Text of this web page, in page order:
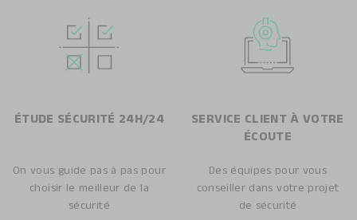
ÉTUDE SÉCURITÉ 24H/24
On vous guide pas à pas pour
choisir le meilleur de la
sécurité
SERVICE CLIENT À VOTRE
ÉCOUTE
Des équipes pour vous
conseiller dans votre projet
de sécurité